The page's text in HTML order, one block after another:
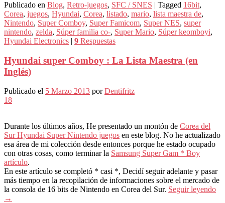
Publicado en Blog, Retro-juegos, SFC / SNES | Tagged 16bit,
Corea, juegos, Hyundai, Corea, listado, mario, lista maestra de,
Nintendo, Super Comboy, Super Famicom, Super NES, super
nintendo, zelda, Súper familia co-, Super Mario, Súper keomboyi,
Hyundai Electronics | 9 Respuestas
Hyundai super Comboy : La Lista Maestra (en
Inglés)
Publicado el 5 Marzo 2013 porDentifritz
18
Durante los últimos años, He presentado un montón de Corea del
Sur Hyundai Super Nintendo juegos en este blog. No he actualizado
esa área de mi colección desde entonces porque he estado ocupado
con otras cosas, como terminar la Samsung Super Gam * Boy
artículo.
En este artículo se completó * casi *, Decidí seguir adelante y pasar
más tiempo en la recopilación de informaciones sobre el mercado de
la consola de 16 bits de Nintendo en Corea del Sur. Seguir leyendo
→